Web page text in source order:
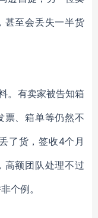
甚至会丢失一半货
。有卖家被告知箱
票、箱单等仍然不
了货，签收4个月
高额团队处理不过
个例。